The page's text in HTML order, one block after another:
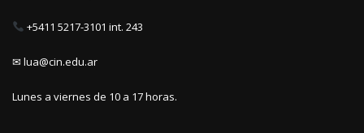
+5411 5217-3101 int. 243
✉ lua@cin.edu.ar
Lunes a viernes de 10 a 17 horas.